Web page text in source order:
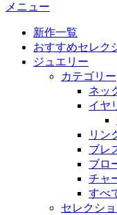
メニュー
新作一覧
おすすめセレク
ジュエリー
カテゴリー
ネッ
イヤ
リン
ブレ
ブロ
チャ
すべ
セレクシ